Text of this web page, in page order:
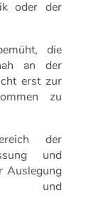
oder der
die
an der
erst zur
zu
der
und
Auslegung
und